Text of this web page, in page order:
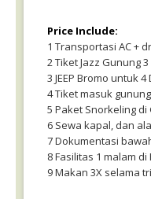
Price Include:
1 Transportasi AC +
2 Tiket Jazz Gunung
3 JEEP Bromo untuk
4 Tiket masuk
5 Paket Snorkeling di
6 Sewa kapal, dan
7 Dokumentasi
8 Fasilitas 1 malam
9 Makan 3X selama